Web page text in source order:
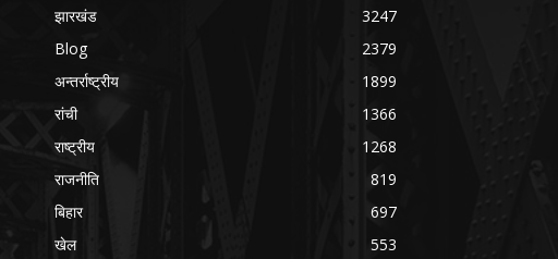
झारखंड
3247
Blog
2379
अन्तर्राष्ट्रीय
1899
रांची
1366
राष्ट्रीय
1268
राजनीति
819
बिहार
697
खेल
553